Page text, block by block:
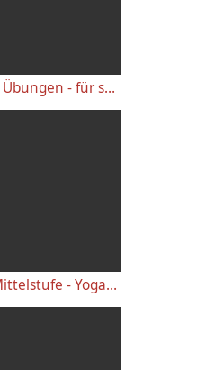
Yoga Schulter Übungen - für starke gesunde Schultern, gegen Schulterschmerzen
Yogastunde Mittelstufe - Yoga Vidya Grundreihe